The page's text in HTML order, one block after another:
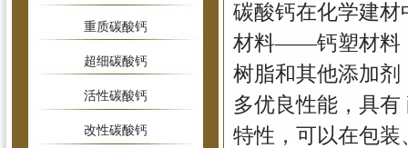
重质碳酸钙
超细碳酸钙
活性碳酸钙
改性碳酸钙
碳酸钙在化学建
材料——钙塑材料
树脂和其他添加
多优良性能，具
特性，可以在包